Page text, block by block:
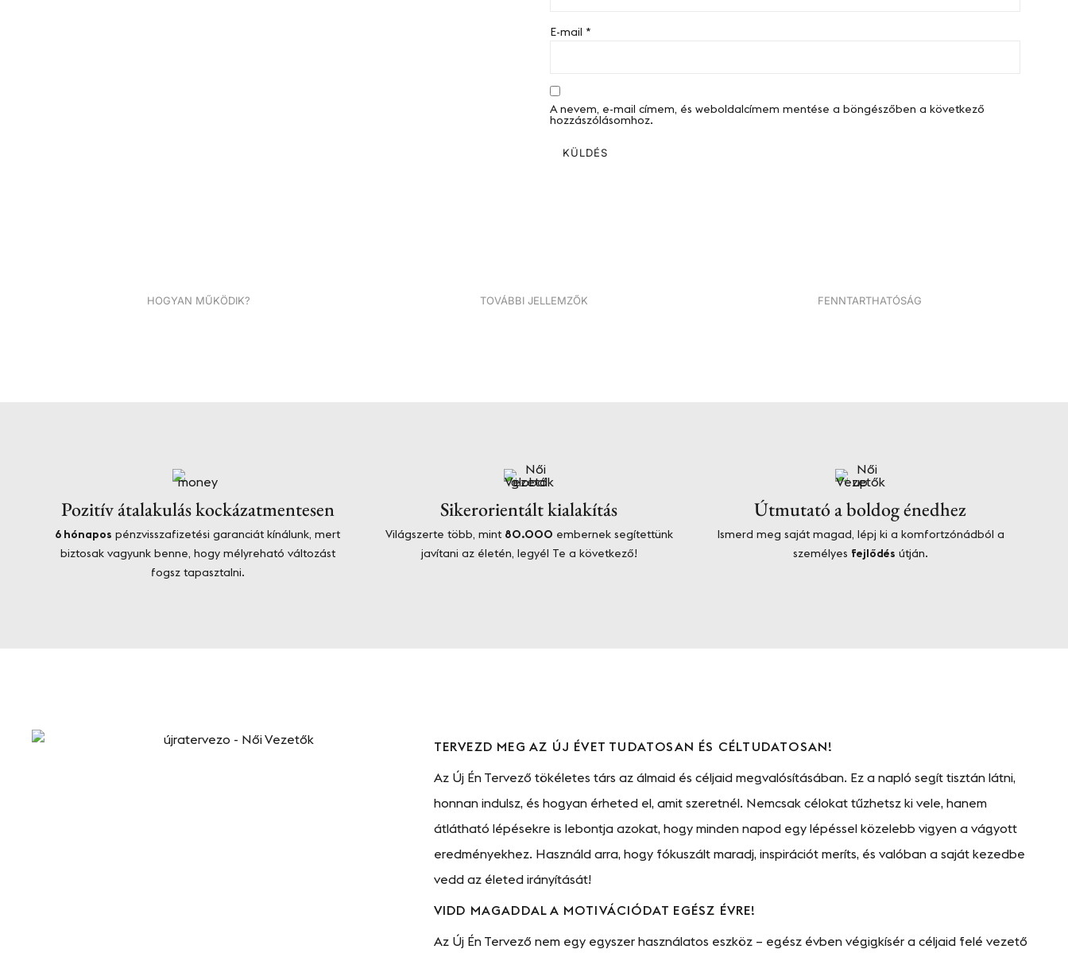
E-mail *
A nevem, e-mail címem, és weboldalcímem mentése a böngészőben a következő
hozzászólásomhoz.
HOGYAN MŰKÖDIK? TOVÁBBI JELLEMZŐK FENNTARTHATÓSÁG
Pozitív átalakulás kockázatmentesen​​
6 hónapos pénzvisszafizetési garanciát kínálunk, mert
biztosak vagyunk benne, hogy mélyreható változást
fogsz tapasztalni.
Sikerorientált kialakítás​
Világszerte több, mint 80.000 embernek segítettünk
javítani az életén, legyél Te a következő!
Útmutató a boldog énedhez​
Ismerd meg saját magad, lépj ki a komfortzónádból a
személyes fejlődés útján.
TERVEZD MEG AZ ÚJ ÉVET TUDATOSAN ÉS CÉLTUDATOSAN!
Az Új Én Tervező tökéletes társ az álmaid és céljaid megvalósításában. Ez a napló segít tisztán látni,
honnan indulsz, és hogyan érheted el, amit szeretnél. Nemcsak célokat tűzhetsz ki vele, hanem
átlátható lépésekre is lebontja azokat, hogy minden napod egy lépéssel közelebb vigyen a vágyott
eredményekhez. Használd arra, hogy fókuszált maradj, inspirációt meríts, és valóban a saját kezedbe
vedd az életed irányítását!
VIDD MAGADDAL A MOTIVÁCIÓDAT EGÉSZ ÉVRE!
Az Új Én Tervező nem egy egyszer használatos eszköz – egész évben végigkísér a céljaid felé vezető